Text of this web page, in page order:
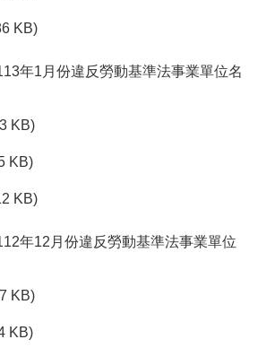
KB)
年1月份違反勞動基準法事業單位名
KB)
KB)
KB)
年12月份違反勞動基準法事業單位
KB)
KB)